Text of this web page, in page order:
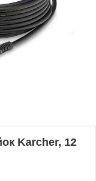
Karcher, 12